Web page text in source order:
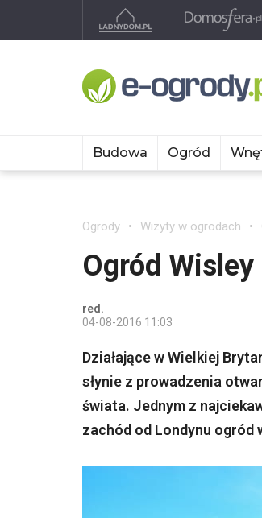
Budowa Ogród
Ogrody Wizyty w ogrodach
Ogród Wisley
red.
04-08-2016 11:03
Działające w Wielkiej
słynie z prowadzenia
świata. Jednym z
zachód od Londynu ogród